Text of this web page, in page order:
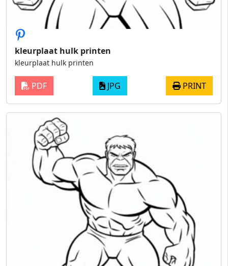
kleurplaat hulk printen
kleurplaat hulk printen
PDF JPG PRINT